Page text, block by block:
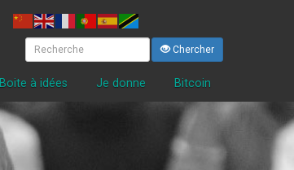
Chercher
Boite à idées Je donne Bitcoin